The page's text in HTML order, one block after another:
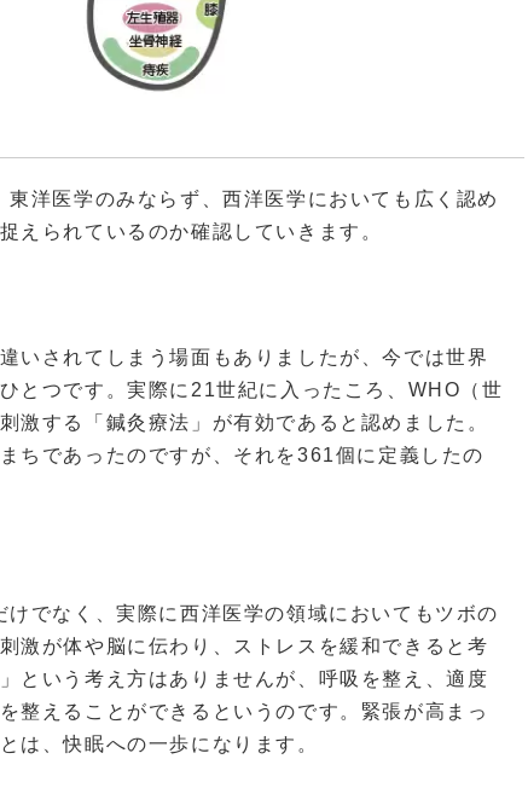
洋医学のみならず、西洋医学においても広く認め
えられているのか確認していきます。
いされてしまう場面もありましたが、今では世界
とつです。実際に21世紀に入ったころ、WHO（世
激する「鍼灸療法」が有効であると認めました。
ちであったのですが、それを361個に定義したの
でなく、実際に西洋医学の領域においてもツボの
激が体や脳に伝わり、ストレスを緩和できると考
という考え方はありませんが、呼吸を整え、適度
整えることができるというのです。緊張が高まっ
は、快眠への一歩になります。